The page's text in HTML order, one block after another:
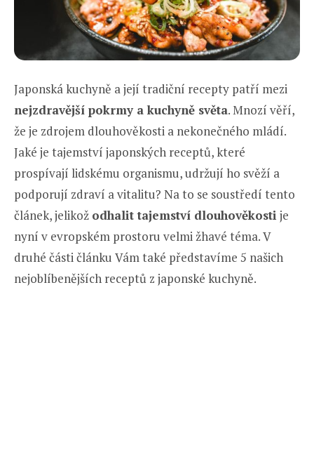
Japonská kuchyně a její tradiční recepty patří mezi
nejzdravější pokrmy a kuchyně světa. Mnozí věří,
že je zdrojem dlouhověkosti a nekonečného mládí.
Jaké je tajemství japonských receptů, které
prospívají lidskému organismu, udržují ho svěží a
podporují zdraví a vitalitu? Na to se soustředí tento
článek, jelikož odhalit tajemství dlouhověkosti je
nyní v evropském prostoru velmi žhavé téma. V
druhé části článku Vám také představíme 5 našich
nejoblíbenějších receptů z japonské kuchyně.